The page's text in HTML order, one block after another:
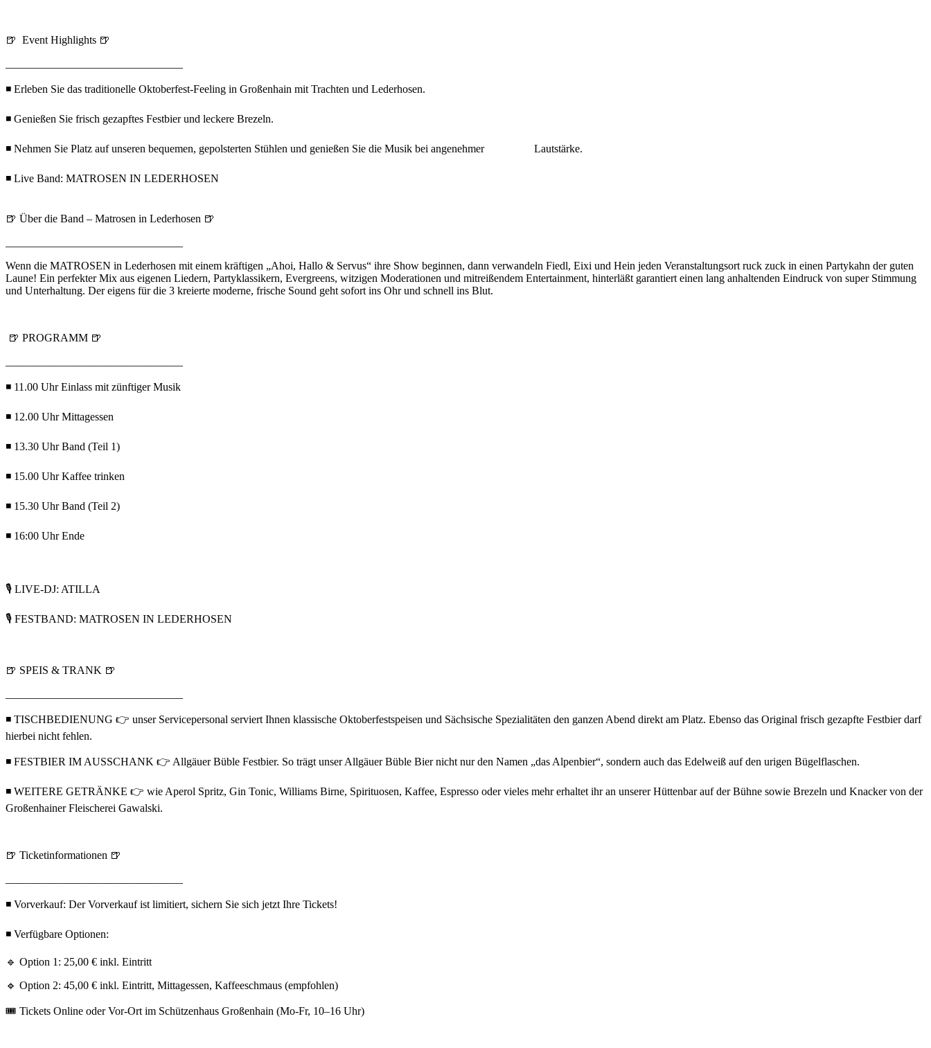
🍺 Event Highlights 🍺
◾ Erleben Sie das traditionelle Oktoberfest-Feeling in Großenhain mit Trachten und Lederhosen.
◾ Genießen Sie frisch gezapftes Festbier und leckere Brezeln.
◾ Nehmen Sie Platz auf unseren bequemen, gepolsterten Stühlen und genießen Sie die Musik bei angenehmer Lautstärke.
◾ Live Band: MATROSEN IN LEDERHOSEN
🍺 Über die Band – Matrosen in Lederhosen 🍺
Wenn die MATROSEN in Lederhosen mit einem kräftigen „Ahoi, Hallo & Servus“ ihre Show beginnen, dann verwandeln Fiedl, Eixi und Hein jeden Veranstaltungsort ruck zuck in einen Partykahn der guten
Laune! Ein perfekter Mix aus eigenen Liedern, Partyklassikern, Evergreens, witzigen Moderationen und mitreißendem Entertainment, hinterläßt garantiert einen lang anhaltenden Eindruck von super Stimmung
und Unterhaltung. Der eigens für die 3 kreierte moderne, frische Sound geht sofort ins Ohr und schnell ins Blut.
🍺 PROGRAMM 🍺
◾ 11.00 Uhr Einlass mit zünftiger Musik
◾ 12.00 Uhr Mittagessen
◾ 13.30 Uhr Band (Teil 1)
◾ 15.00 Uhr Kaffee trinken
◾ 15.30 Uhr Band (Teil 2)
◾ 16:00 Uhr Ende
🎙️ LIVE-DJ: ATILLA
🎙️ FESTBAND: MATROSEN IN LEDERHOSEN
🍺 SPEIS & TRANK 🍺
◾ TISCHBEDIENUNG 👉 unser Servicepersonal serviert Ihnen klassische Oktoberfestspeisen und Sächsische Spezialitäten den ganzen Abend direkt am Platz. Ebenso das Original frisch gezapfte Festbier darf
hierbei nicht fehlen.
◾ FESTBIER IM AUSSCHANK 👉 Allgäuer Büble Festbier. So trägt unser Allgäuer Büble Bier nicht nur den Namen „das Alpenbier“, sondern auch das Edelweiß auf den urigen Bügelflaschen.
◾ WEITERE GETRÄNKE 👉 wie Aperol Spritz, Gin Tonic, Williams Birne, Spirituosen, Kaffee, Espresso oder vieles mehr erhaltet ihr an unserer Hüttenbar auf der Bühne sowie Brezeln und Knacker von der
Großenhainer Fleischerei Gawalski.
🍺 Ticketinformationen 🍺
◾ Vorverkauf: Der Vorverkauf ist limitiert, sichern Sie sich jetzt Ihre Tickets!
◾ Verfügbare Optionen:
🔹 Option 1: 25,00 € inkl. Eintritt
🔹 Option 2: 45,00 € inkl. Eintritt, Mittagessen, Kaffeeschmaus (empfohlen)
🎟️ Tickets Online oder Vor-Ort im Schützenhaus Großenhain (Mo-Fr, 10–16 Uhr)